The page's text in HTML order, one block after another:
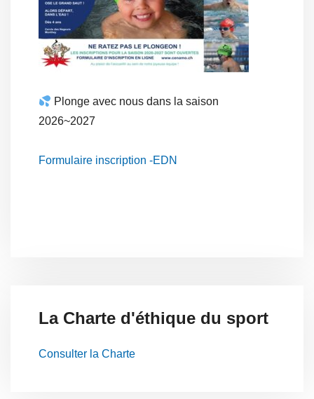
Plonge avec nous dans la saison
2026~2027
Formulaire inscription -EDN
La Charte d'éthique du sport
Consulter la Charte